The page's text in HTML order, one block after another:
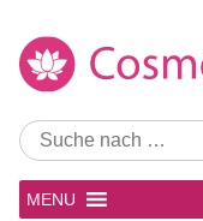
MENU